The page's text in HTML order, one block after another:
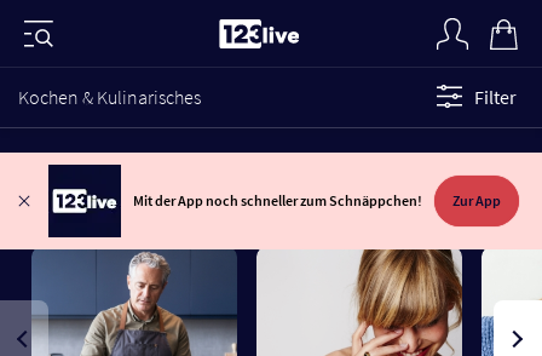
Kochen & Kulinarisches Filter
Mit der App noch schneller zum Schnäppchen! Zur App